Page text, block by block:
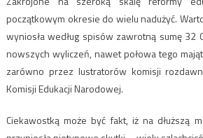
początkowym okresie do wielu nadużyć.
wyniosła według spisów zawrotną sumę 32
nowszych wyliczeń, nawet połowa tego
zarówno przez lustratorów komisji
Komisji Edukacji Narodowej.
Ciekawostką może być fakt, iż na dłuższą